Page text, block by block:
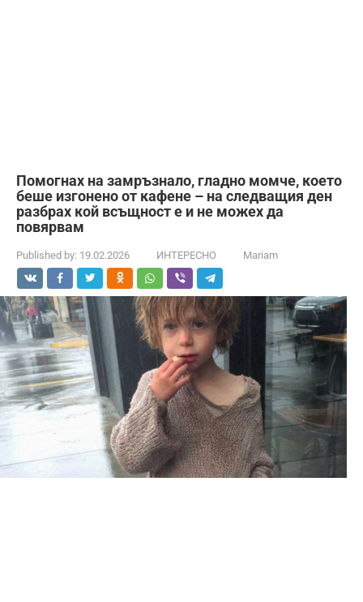
Помогнах на замръзнало, гладно момче, което
беше изгонено от кафене – на следващия ден
разбрах кой всъщност е и не можех да
повярвам
Published by: 19.02.2026 ИНТЕРЕСНО Mariam